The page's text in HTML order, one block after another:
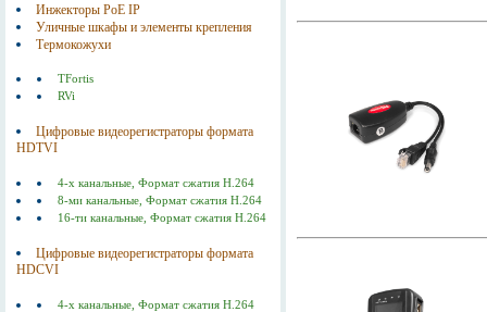
Инжекторы РоЕ IP
Уличные шкафы и элементы крепления
Термокожухи
TFortis
RVi
Цифровые видеорегистраторы формата
HDTVI
4-х канальные, Формат сжатия Н.264
8-ми канальные, Формат сжатия Н.264
16-ти канальные, Формат сжатия Н.264
Цифровые видеорегистраторы формата
HDCVI
4-х канальные, Формат сжатия Н.264